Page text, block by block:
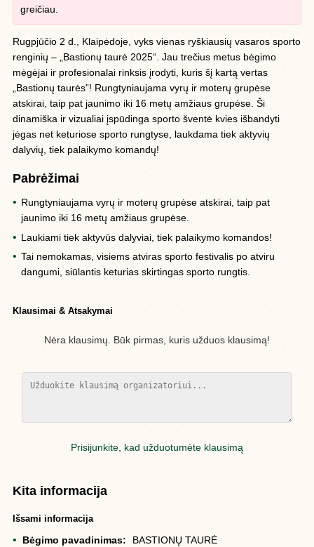
greičiau.
Rugpjūčio 2 d., Klaipėdoje, vyks vienas ryškiausių vasaros sporto
renginių – „Bastionų taurė 2025“. Jau trečius metus bėgimo
mėgėjai ir profesionalai rinksis įrodyti, kuris šį kartą vertas
„Bastionų taurės”! Rungtyniaujama vyrų ir moterų grupėse
atskirai, taip pat jaunimo iki 16 metų amžiaus grupėse. Ši
dinamiška ir vizualiai įspūdinga sporto šventė kvies išbandyti
jėgas net keturiose sporto rungtyse, laukdama tiek aktyvių
dalyvių, tiek palaikymo komandų!
Pabrėžimai
Rungtyniaujama vyrų ir moterų grupėse atskirai, taip pat
jaunimo iki 16 metų amžiaus grupėse.
Laukiami tiek aktyvūs dalyviai, tiek palaikymo komandos!
Tai nemokamas, visiems atviras sporto festivalis po atviru
dangumi, siūlantis keturias skirtingas sporto rungtis.
Klausimai & Atsakymai
Nėra klausimų. Būk pirmas, kuris užduos klausimą!
Prisijunkite, kad užduotumėte klausimą
Kita informacija
Išsami informacija
Bėgimo pavadinimas:
BASTIONŲ TAURĖ